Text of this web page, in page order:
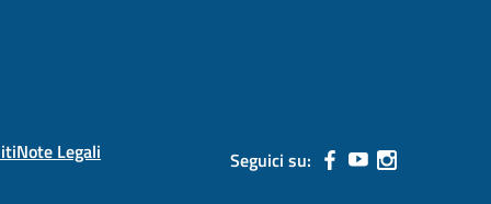
Note Legali Seguici su: